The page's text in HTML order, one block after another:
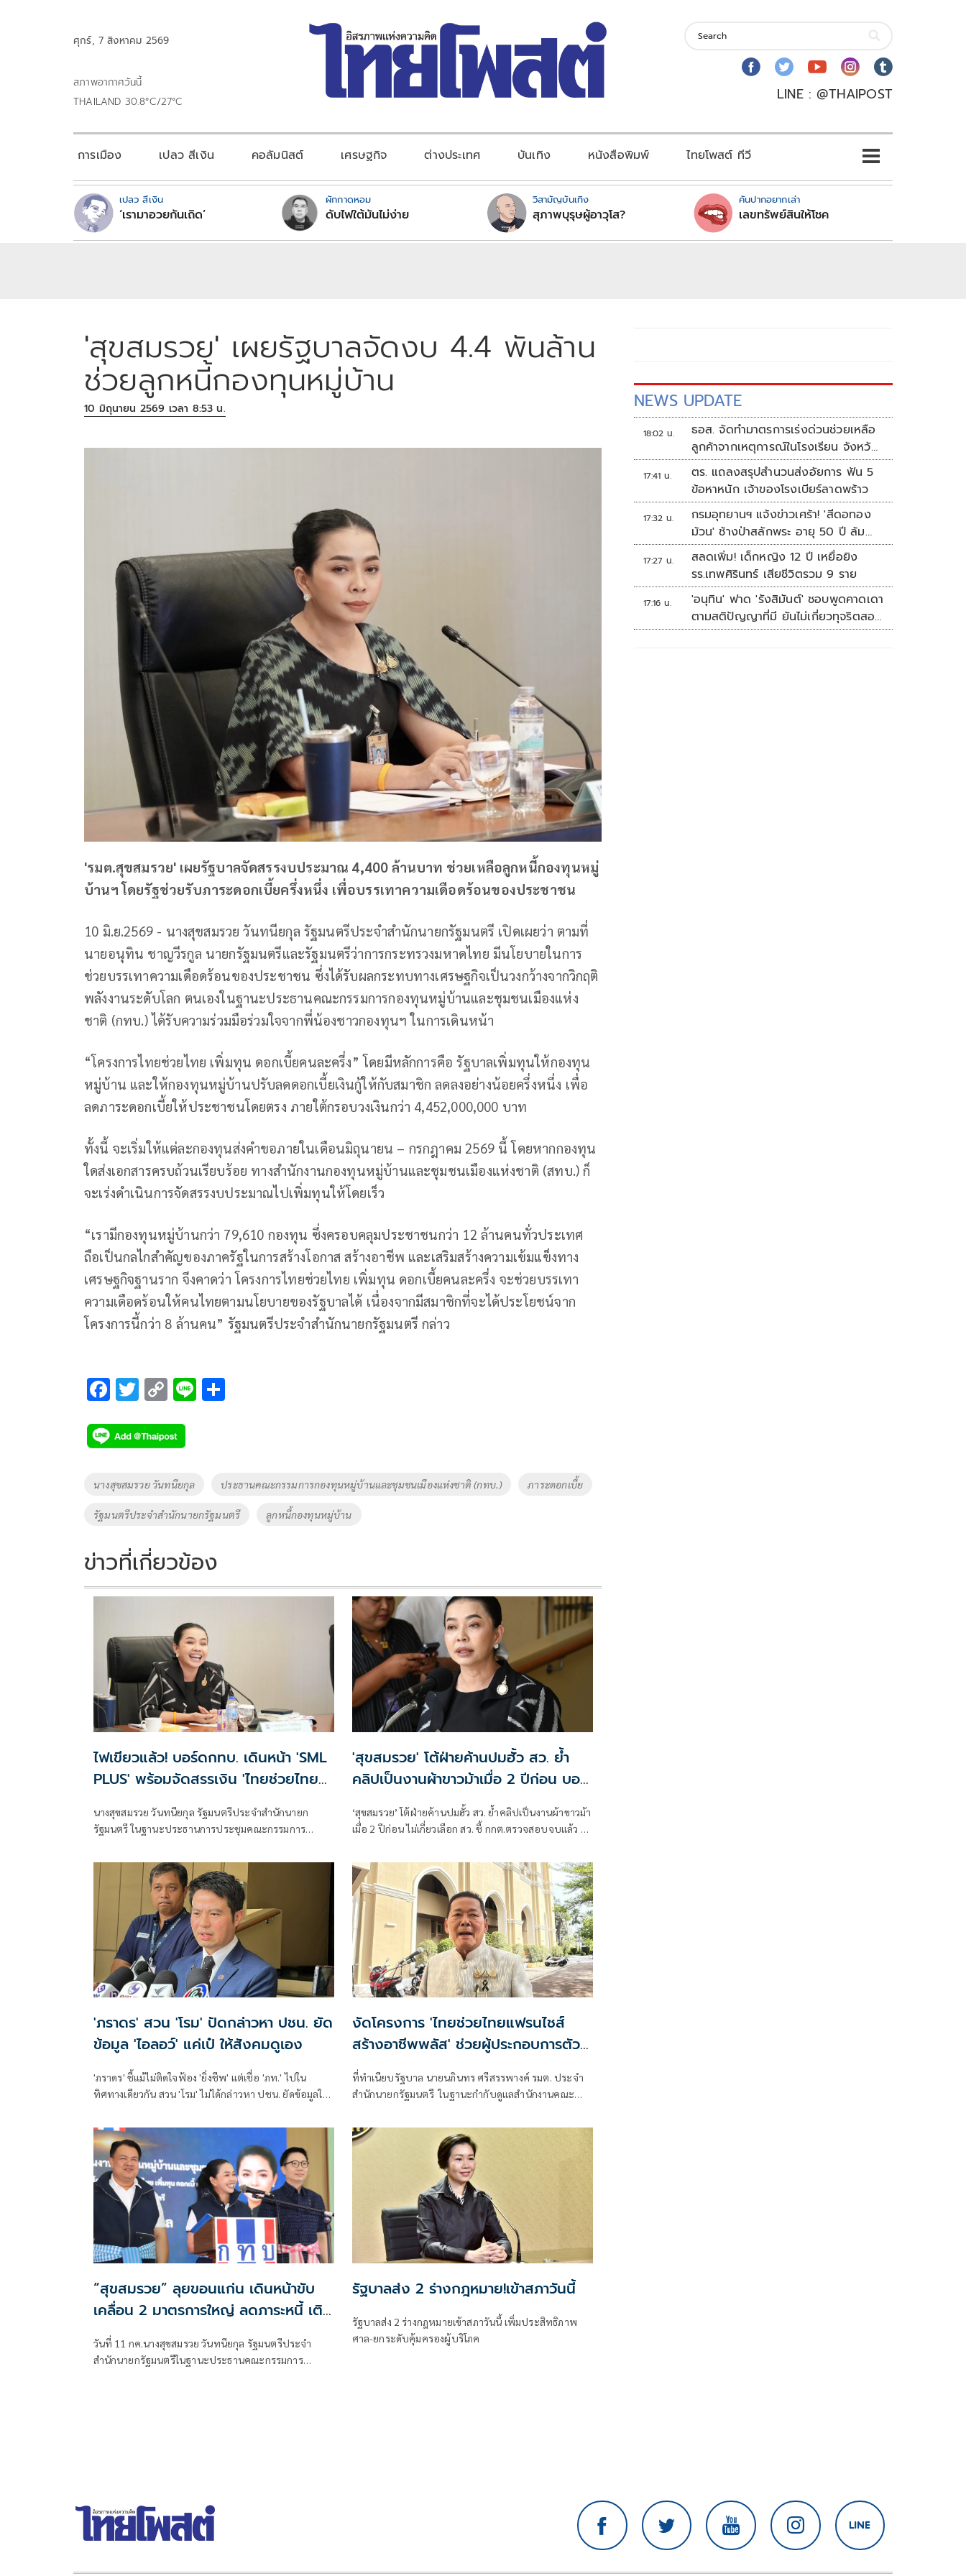
ศุกร์, 7 สิงหาคม 2569
สภาพอากาศวันนี้
THAILAND 30.8°C/27°C
LINE : @THAIPOST
การเมือง เปลว สีเงิน คอลัมนิสต์ เศรษฐกิจ ต่างประเทศ บันเทิง หนังสือพิมพ์ ไทยโพสต์ ทีวี
เปลว สีเงิน
‘เรามาอวยกันเถิด’
ผักกาดหอม
ดับไฟใต้มันไม่ง่าย
วิสามัญบันเทิง
สุภาพบุรุษผู้อาวุโส?
คันปากอยากเล่า
เลขทรัพย์สินให้โชค
'สุขสมรวย' เผยรัฐบาลจัดงบ 4.4 พันล้าน
ช่วยลูกหนี้กองทุนหมู่บ้าน
10 มิถุนายน 2569 เวลา 8:53 น.
'รมต.สุขสมรวย' เผยรัฐบาลจัดสรรงบประมาณ 4,400 ล้านบาท ช่วยเหลือลูกหนี้กองทุนหมู่
บ้านฯ โดยรัฐช่วยรับภาระดอกเบี้ยครึ่งหนึ่ง เพื่อบรรเทาความเดือดร้อนของประชาชน
10 มิ.ย.2569 - นางสุขสมรวย วันทนียกุล รัฐมนตรีประจำสำนักนายกรัฐมนตรี เปิดเผยว่า ตามที่
นายอนุทิน ชาญวีรกูล นายกรัฐมนตรีและรัฐมนตรีว่าการกระทรวงมหาดไทย มีนโยบายในการ
ช่วยบรรเทาความเดือดร้อนของประชาชน ซึ่งได้รับผลกระทบทางเศรษฐกิจเป็นวงกว้างจากวิกฤติ
พลังงานระดับโลก ตนเองในฐานะประธานคณะกรรมการกองทุนหมู่บ้านและชุมชนเมืองแห่ง
ชาติ (กทบ.) ได้รับความร่วมมือร่วมใจจากพี่น้องชาวกองทุนฯ ในการเดินหน้า
“โครงการไทยช่วยไทย เพิ่มทุน ดอกเบี้ยคนละครึ่ง” โดยมีหลักการคือ รัฐบาลเพิ่มทุนให้กองทุน
หมู่บ้าน และให้กองทุนหมู่บ้านปรับลดดอกเบี้ยเงินกู้ให้กับสมาชิก ลดลงอย่างน้อยครึ่งหนึ่ง เพื่อ
ลดภาระดอกเบี้ยให้ประชาชนโดยตรง ภายใต้กรอบวงเงินกว่า 4,452,000,000 บาท
ทั้งนี้ จะเริ่มให้แต่ละกองทุนส่งคำขอภายในเดือนมิถุนายน – กรกฎาคม 2569 นี้ โดยหากกองทุน
ใดส่งเอกสารครบถ้วนเรียบร้อย ทางสำนักงานกองทุนหมู่บ้านและชุมชนเมืองแห่งชาติ (สทบ.) ก็
จะเร่งดำเนินการจัดสรรงบประมาณไปเพิ่มทุนให้โดยเร็ว
“เรามีกองทุนหมู่บ้านกว่า 79,610 กองทุน ซึ่งครอบคลุมประชาชนกว่า 12 ล้านคนทั่วประเทศ
ถือเป็นกลไกสําคัญของภาครัฐในการสร้างโอกาส สร้างอาชีพ และเสริมสร้างความเข้มแข็งทาง
เศรษฐกิจฐานราก จึงคาดว่า โครงการไทยช่วยไทย เพิ่มทุน ดอกเบี้ยคนละครึ่ง จะช่วยบรรเทา
ความเดือดร้อนให้คนไทยตามนโยบายของรัฐบาลได้ เนื่องจากมีสมาชิกที่จะได้ประโยชน์จาก
โครงการนี้กว่า 8 ล้านคน” รัฐมนตรีประจำสำนักนายกรัฐมนตรี กล่าว
F
e
b
o
o
k
T
tt
er
C
p
y
Li
n
k
Li
Tags
นางสุขสมรวย วันทนียกุล ประธานคณะกรรมการกองทุนหมู่บ้านและชุมชนเมืองแห่งชาติ (กทบ.) ภาระดอกเบี้ย
รัฐมนตรีประจำสำนักนายกรัฐมนตรี ลูกหนี้กองทุนหมู่บ้าน
ข่าวที่เกี่ยวข้อง
ไฟเขียวแล้ว! บอร์ดกทบ. เดินหน้า 'SML
PLUS' พร้อมจัดสรรเงิน 'ไทยช่วยไทย
นางสุขสมรวย วันทนียกุล รัฐมนตรีประจำสำนักนายก
รัฐมนตรี ในฐานะประธานการประชุมคณะกรรมการ
'สุขสมรวย' โต้ฝ่ายค้านปมฮั้ว สว. ย้ำ
คลิปเป็นงานผ้าขาวม้าเมื่อ 2 ปีก่อน บอก
ฮั้วจริงน้องสะใภ้คงฉลุย
‘สุขสมรวย’ โต้ฝ่ายค้านปมฮั้ว สว. ย้ำคลิปเป็นงานผ้าขาวม้า
เมื่อ 2 ปีก่อน ไม่เกี่ยวเลือก สว. ชี้ กกต.ตรวจสอบจบแล้ว ซัด
แล้ว พร้อมสั่งฝ่ายกม. ถอดเทปรายการดัง หลังเนื้อหาสร้าง
ความเกลียดชัง โอดผิดหวังคนรุ่นใหม่ใช้วิธีนี้
'ภราดร' สวน 'โรม' ปัดกล่าวหา ปชน. ยัด
ข้อมูล 'ไอลอว์' แค่เป๋ ให้สังคมดูเอง
'ภราดร' ชี้แม้ไม่ติดใจฟ้อง 'ยิ่งชีพ' แต่เชื่อ 'ภท.' ไปใน
ทิศทางเดียวกัน สวน 'โรม' ไม่ได้กล่าวหา ปชน. ยัดข้อมูลให้
ฝ่ายการเมือง โยนสังคมดูเอง
งัดโครงการ 'ไทยช่วยไทยแฟรนไชส์
สร้างอาชีพพลัส' ช่วยผู้ประกอบการตัว
เล็ก 1 หมื่นราย
ที่ทำเนียบรัฐบาล นายนภินทร ศรีสรรพางค์ รมต. ประจำ
สำนักนายกรัฐมนตรี ในฐานะกำกับดูแลสำนักงานคณะ
“สุขสมรวย” ลุยขอนแก่น เดินหน้าขับ
เคลื่อน 2 มาตรการใหญ่ ลดภาระหนี้ เติม
ทุนชุมชน สร้างโอกาสให้ประชาชนเข้าถึง
เงินทุนในระบบ
วันที่ 11 กค.นางสุขสมรวย วันทนียกุล รัฐมนตรีประจำ
สำนักนายกรัฐมนตรีในฐานะประธานคณะกรรมการ
รัฐบาลส่ง 2 ร่างกฎหมาย!เข้าสภาวันนี้
รัฐบาลส่ง 2 ร่างกฎหมายเข้าสภาวันนี้ เพิ่มประสิทธิภาพ
ศาล-ยกระดับคุ้มครองผู้บริโภค
NEWS UPDATE
18:02 น.
ธอส. จัดทำมาตรการเร่งด่วนช่วยเหลือ
ลูกค้าจากเหตุการณ์ในโรงเรียน จังหวัด
นนทบุรี กรณีเสียชีวิตหรือทุพพลภาพ
ลดดอกเบี้ยเหลือ 0.01% ต่อปี ตลอด
อายุสัญญา
17:41 น.
ตร. แถลงสรุปสำนวนส่งอัยการ ฟัน 5
ข้อหาหนัก เจ้าของโรงเบียร์ลาดพร้าว
17:32 น.
กรมอุทยานฯ แจ้งข่าวเศร้า! 'สีดอทอง
ม้วน' ช้างป่าสลักพระ อายุ 50 ปี ล้ม
แล้ว
17:27 น.
สลดเพิ่ม! เด็กหญิง 12 ปี เหยื่อยิง
รร.เทพศิรินทร์ เสียชีวิตรวม 9 ราย
17:16 น.
'อนุทิน' ฟาด 'รังสิมันต์' ชอบพูดคาดเดา
ตามสติปัญญาที่มี ยันไม่เกี่ยวทุจริตสอบ
ท้องถิ่น